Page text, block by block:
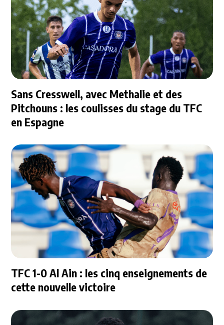
Sans Cresswell, avec Methalie et des
Pitchouns : les coulisses du stage du TFC
en Espagne
TFC 1-0 Al Ain : les cinq enseignements de
cette nouvelle victoire